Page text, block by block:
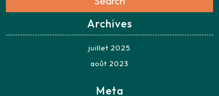
Archives
juillet 2025
août 2023
Meta